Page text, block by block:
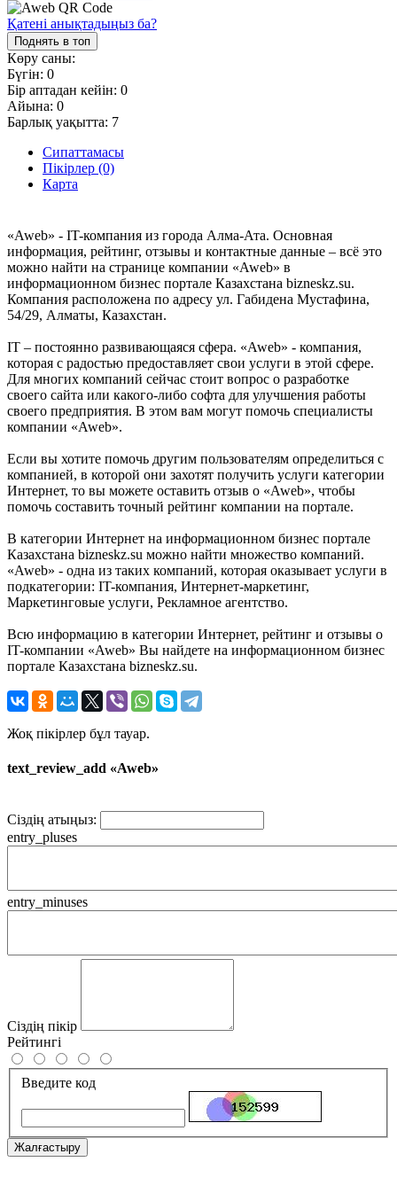
Қатені анықтадыңыз ба?
Поднять в топ
Көру саны:
Бүгін: 0
Бір аптадан кейін: 0
Айына: 0
Барлық уақытта: 7
Сипаттамасы
Пікірлер (0)
Карта
«Aweb» - IT-компания из города Алма-Ата. Основная
информация, рейтинг, отзывы и контактные данные – всё это
можно найти на странице компании «Aweb» в
информационном бизнес портале Казахстана bizneskz.su.
Компания расположена по адресу ул. Габидена Мустафина,
54/29, Алматы, Казахстан.
IT – постоянно развивающаяся сфера. «Aweb» - компания,
которая с радостью предоставляет свои услуги в этой сфере.
Для многих компаний сейчас стоит вопрос о разработке
своего сайта или какого-либо софта для улучшения работы
своего предприятия. В этом вам могут помочь специалисты
компании «Aweb».
Если вы хотите помочь другим пользователям определиться с
компанией, в которой они захотят получить услуги категории
Интернет, то вы можете оставить отзыв о «Aweb», чтобы
помочь составить точный рейтинг компании на портале.
В категории Интернет на информационном бизнес портале
Казахстана bizneskz.su можно найти множество компаний.
«Aweb» - одна из таких компаний, которая оказывает услуги в
подкатегории: IT-компания, Интернет-маркетинг,
Маркетинговые услуги, Рекламное агентство.
Всю информацию в категории Интернет, рейтинг и отзывы о
IT-компании «Aweb» Вы найдете на информационном бизнес
портале Казахстана bizneskz.su.
Жоқ пікірлер бұл тауар.
text_review_add «Aweb»
Сіздің атыңыз:
entry_pluses
entry_minuses
Сіздің пікір
Рейтингі
Введите код
Жалғастыру